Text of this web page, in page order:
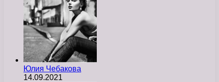
Юлия Чебакова
14.09.2021